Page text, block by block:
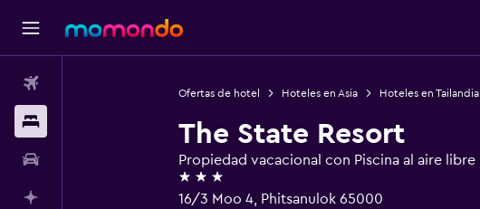
Ofertas de hotel Hoteles en Asia Hoteles en Tailandia
The State Resort
Propiedad vacacional con Piscina al aire libre
3 estrellas
16/3 Moo 4, Phitsanulok 65000